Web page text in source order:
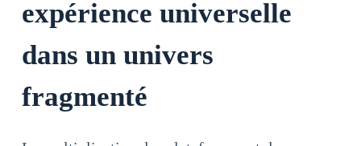
expérience universelle
dans un univers
fragmenté